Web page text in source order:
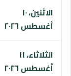
الاثنين، ١٠
أغسطس ٢٠٢٦
الثلاثاء، ١١
أغسطس ٢٠٢٦